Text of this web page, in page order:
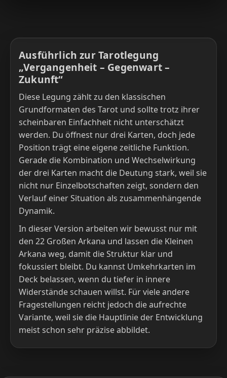
Ausführlich zur Tarotlegung
„Vergangenheit – Gegenwart –
Zukunft“
Diese Legung zählt zu den klassischen
Grundformaten des Tarot und sollte trotz ihrer
scheinbaren Einfachheit nicht unterschätzt
werden. Du öffnest nur drei Karten, doch jede
Position trägt eine eigene zeitliche Funktion.
Gerade die Kombination und Wechselwirkung
der drei Karten macht die Deutung stark, weil sie
nicht nur Einzelbotschaften zeigt, sondern den
Verlauf einer Situation als zusammenhängende
Dynamik.
In dieser Version arbeiten wir bewusst nur mit
den 22 Großen Arkana und lassen die Kleinen
Arkana weg, damit die Struktur klar und
fokussiert bleibt. Du kannst Umkehrkarten im
Deck belassen, wenn du tiefer in innere
Widerstände schauen willst. Für viele andere
Fragestellungen reicht jedoch die aufrechte
Variante, weil sie die Hauptlinie der Entwicklung
meist schon sehr präzise abbildet.